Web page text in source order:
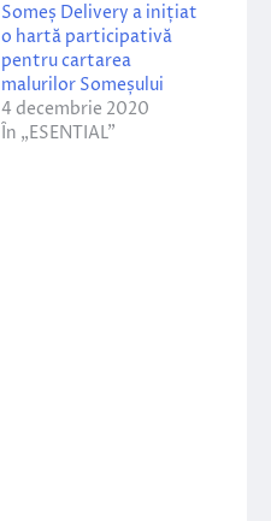
Someș Delivery a inițiat
o hartă participativă
pentru cartarea
malurilor Someșului
4 decembrie 2020
În „ESENTIAL”